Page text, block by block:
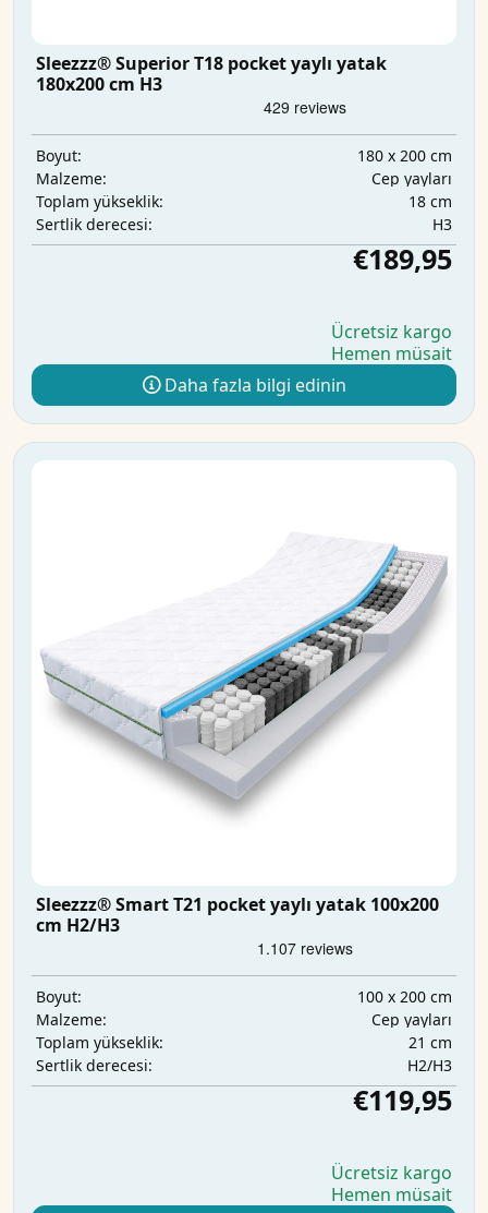
Sleezzz® Superior T18 pocket yaylı yatak
180x200 cm H3
Boyut:
180 x 200 cm
Malzeme:
Cep yayları
Toplam yükseklik:
18 cm
Sertlik derecesi:
H3
€189,95
Ücretsiz kargo
Hemen müsait
Daha fazla bilgi edinin
Sleezzz® Smart T21 pocket yaylı yatak 100x200
cm H2/H3
Boyut:
100 x 200 cm
Malzeme:
Cep yayları
Toplam yükseklik:
21 cm
Sertlik derecesi:
H2/H3
€119,95
Ücretsiz kargo
Hemen müsait